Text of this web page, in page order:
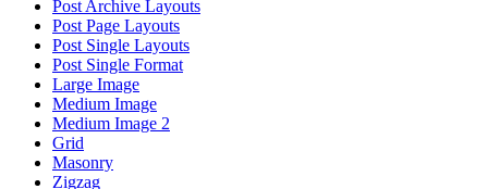
Post Archive Layouts
Post Page Layouts
Post Single Layouts
Post Single Format
Large Image
Medium Image
Medium Image 2
Grid
Masonry
Zigzag